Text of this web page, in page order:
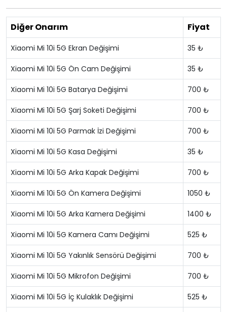
Diğer Onarım Fiyat
Xiaomi Mi 10i 5G Ekran Değişimi 35 ₺
Xiaomi Mi 10i 5G Ön Cam Değişimi 35 ₺
Xiaomi Mi 10i 5G Batarya Değişimi 700 ₺
Xiaomi Mi 10i 5G Şarj Soketi Değişimi 700 ₺
Xiaomi Mi 10i 5G Parmak İzi Değişimi 700 ₺
Xiaomi Mi 10i 5G Kasa Değişimi 35 ₺
Xiaomi Mi 10i 5G Arka Kapak Değişimi 700 ₺
Xiaomi Mi 10i 5G Ön Kamera Değişimi 1050 ₺
Xiaomi Mi 10i 5G Arka Kamera Değişimi 1400 ₺
Xiaomi Mi 10i 5G Kamera Camı Değişimi 525 ₺
Xiaomi Mi 10i 5G Yakınlık Sensörü Değişimi 700 ₺
Xiaomi Mi 10i 5G Mikrofon Değişimi 700 ₺
Xiaomi Mi 10i 5G İç Kulaklık Değişimi 525 ₺